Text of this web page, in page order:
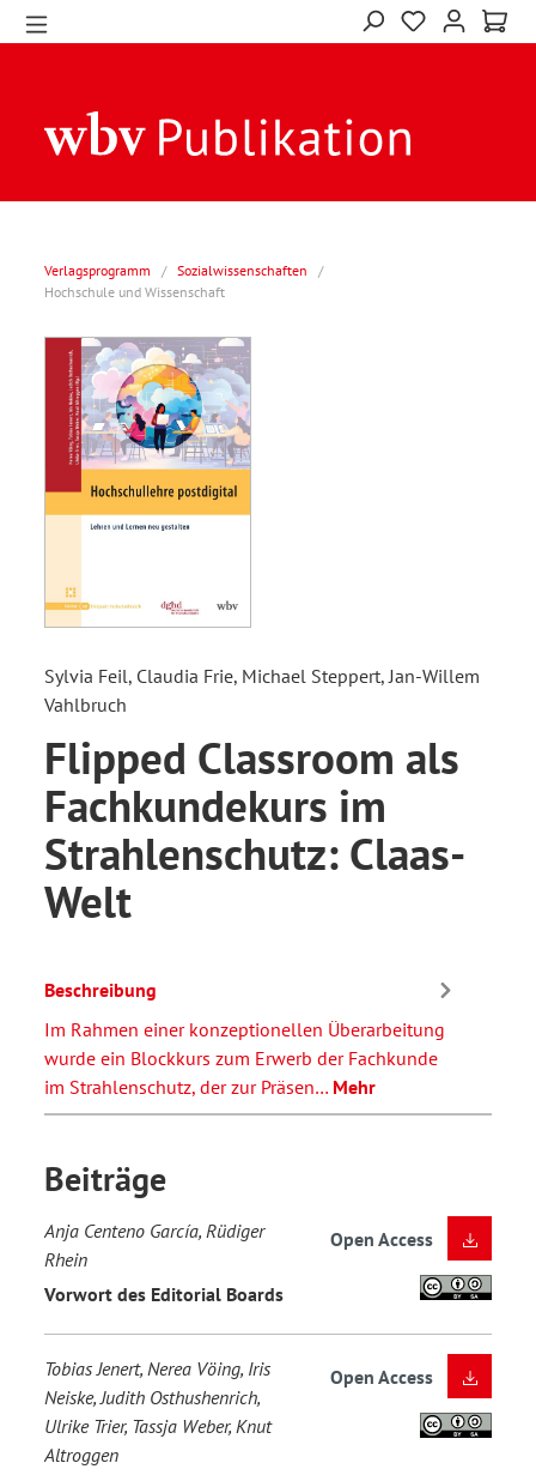
Verlagsprogramm / Sozialwissenschaften
/
Hochschule und Wissenschaft
Sylvia Feil, Claudia Frie, Michael Steppert, Jan-Willem
Vahlbruch
Flipped Classroom als
Fachkundekurs im
Strahlenschutz: Claas-
Welt
Beschreibung
Im Rahmen einer konzeptionellen Überarbeitung
wurde ein Blockkurs zum Erwerb der Fachkunde
im Strahlenschutz, der zur Präsen… Mehr
Beiträge
Anja Centeno García, Rüdiger
Rhein
Vorwort des Editorial Boards
Open Access
Tobias Jenert, Nerea Vöing, Iris
Neiske, Judith Osthushenrich,
Ulrike Trier, Tassja Weber, Knut
Altroggen
Open Access